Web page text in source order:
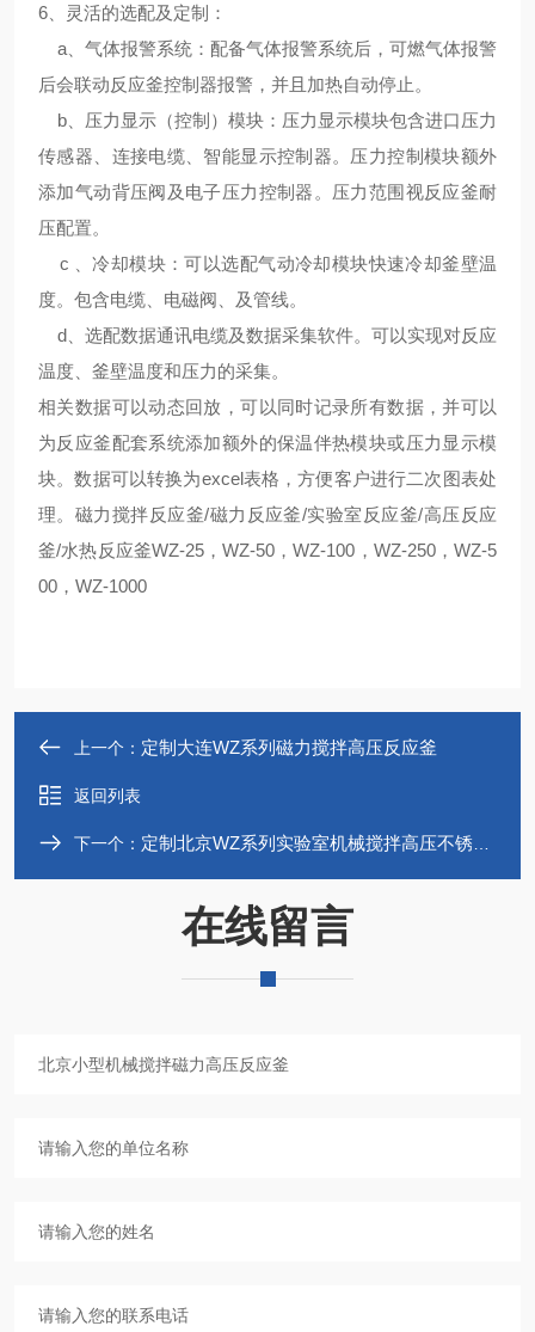
6、
灵活的选配及定制 ：
a、气体报警系统：配备气体报警系统后，可燃气体报警
后会联动反应釜控制器报警，并且加热自动停止。
b、压力显示（控制）模块：压力显示模块包含进口压力
传感器、连接电缆、智能显示控制器。压力控制模块额外
添加气动背压阀及电子压力控制器。压力范围视反应釜耐
压配置。
c 、冷却模块：可以选配气动冷却模块快速冷却釜壁温
度。包含电缆、电磁阀、及管线。
d、选配数据通讯电缆及数据采集软件。可以实现对反应
温度、釜壁温度和压力的采集。
相关数据可以动态回放，可以同时记录所有数据，并可以
为反应釜配套系统添加额外的保温伴热模块或压力显示模
块。数据可以转换为excel表格，方便客户进行二次图表处
理。磁力搅拌反应釜/磁力反应釜/实验室反应釜/高压反应
釜/水热反应釜WZ-25，WZ-50，WZ-100，WZ-250，WZ-5
00，WZ-1000
上一个： 定制大连WZ系列磁力搅拌高压反应釜
返回列表
下一个： 定制北京WZ系列实验室机械搅拌高压不锈钢反应釜
在线留言